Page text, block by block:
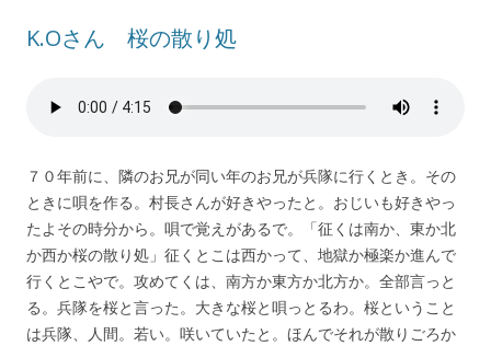
K.Oさん 桜の散り処
７０年前に、隣のお兄が同い年のお兄が兵隊に行くとき。その
ときに唄を作る。村長さんが好きやったと。おじいも好きやっ
たよその時分から。唄で覚えがあるで。「征くは南か、東か北
か西か桜の散り処」征くとこは西かって、地獄か極楽か進んで
行くとこやで。攻めてくは、南方か東方か北方か。全部言っと
る。兵隊を桜と言った。大きな桜と唄っとるわ。桜ということ
は兵隊、人間。若い。咲いていたと。ほんでそれが散りごろか